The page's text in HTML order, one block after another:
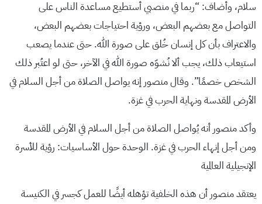
سلام، وأضاف: “ربما في منصبي أستطيع مساعدة الناس على
التواصل مع بعضهم البعض، ورؤية احتياجات بعضهم البعض،
والاعتراف بأن كل إنسان خُلق على صورة الله. حتى عندما يصعب
استيعاب ذلك، يجب ألا نُشوّه صورة الله في الآخر، حتى لو اعتُبر ذلك
الشخص خصمًا”. وقال منصور إنه يواصل الصلاة من أجل السلام في
الأرض المقدسة ونهاية الحرب في غزة.
وأكد منصور أنه يُواصل الصلاة من أجل السلام في الأرض المقدسة
ومن أجل إنهاء الحرب في غزة. الوحدة حول الأساسيات: رؤية للأسرة
الإنجيلية العالمية
يعتقد منصور أن هذه الخلفية تؤهله أيضًا للعمل كجسر في الكنيسة